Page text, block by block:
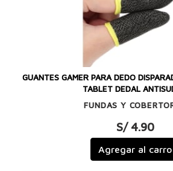
GUANTES GAMER PARA DEDO
TABLET DEDAL
FUNDAS Y
S/ 4.90
Agregar al carro